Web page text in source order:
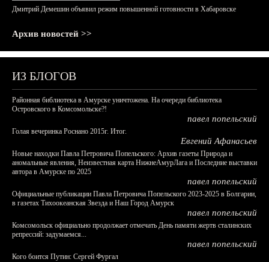
Дмитрий Демешин объявил режим повышенной готовности в Хабаровске
Архив новостей >>
ИЗ БЛОГОВ
Районная библиотека в Амурске уничтожена. На очереди библиотека
Островского в Комсомольске?!
павел попельский
Голая вечеринка Роснано 2015г. Итог.
Евгений Афанасьев
Новые находки Павла Петровича Попельского: Архив газеты Природа и
аномальные явления, Неизвестная карта НижнеАмурЛага и Последние выставки
автора в Амурске по 2025
павел попельский
Официальные публикации Павла Петровича Попельского 2023-2025 в Болгарии,
в газетах Тихоокеанская Звезда и Наш Город Амурск
павел попельский
Комсомольск официально продолжает отмечать День памяти жертв сталинских
репрессий: задумаемся...
павел попельский
Кого боится Путин: Сергей Фургал